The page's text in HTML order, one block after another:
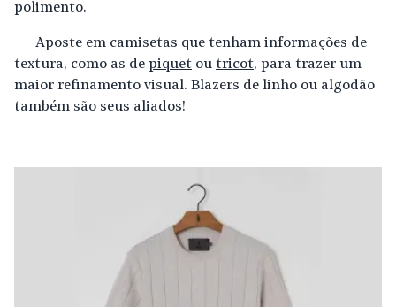
polimento.
Aposte em camisetas que tenham informações de
textura, como as de piquet ou tricot, para trazer um
maior refinamento visual. Blazers de linho ou algodão
também são seus aliados!